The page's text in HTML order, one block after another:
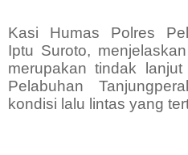
Kasi Humas Polres
Iptu Suroto,
merupakan tindak
Pelabuhan
kondisi lalu lintas yang